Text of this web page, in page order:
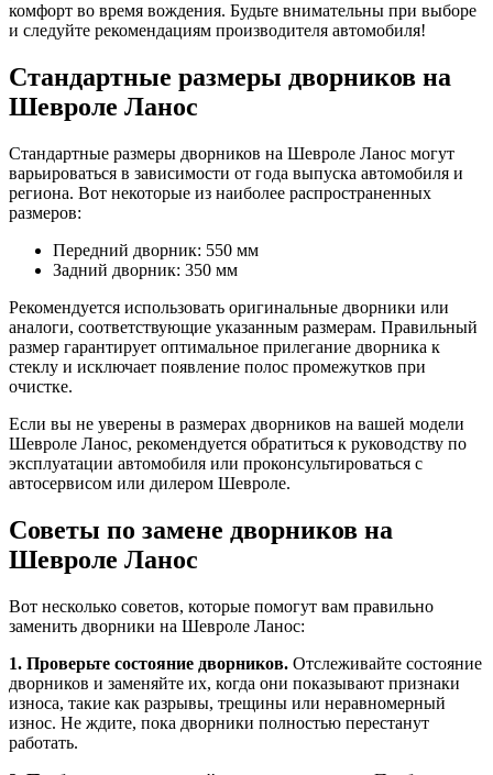
комфорт во время вождения. Будьте внимательны при выборе
и следуйте рекомендациям производителя автомобиля!
Стандартные размеры дворников на
Шевроле Ланос
Стандартные размеры дворников на Шевроле Ланос могут
варьироваться в зависимости от года выпуска автомобиля и
региона. Вот некоторые из наиболее распространенных
размеров:
Передний дворник: 550 мм
Задний дворник: 350 мм
Рекомендуется использовать оригинальные дворники или
аналоги, соответствующие указанным размерам. Правильный
размер гарантирует оптимальное прилегание дворника к
стеклу и исключает появление полос промежутков при
очистке.
Если вы не уверены в размерах дворников на вашей модели
Шевроле Ланос, рекомендуется обратиться к руководству по
эксплуатации автомобиля или проконсультироваться с
автосервисом или дилером Шевроле.
Советы по замене дворников на
Шевроле Ланос
Вот несколько советов, которые помогут вам правильно
заменить дворники на Шевроле Ланос:
1. Проверьте состояние дворников. Отслеживайте состояние
дворников и заменяйте их, когда они показывают признаки
износа, такие как разрывы, трещины или неравномерный
износ. Не ждите, пока дворники полностью перестанут
работать.